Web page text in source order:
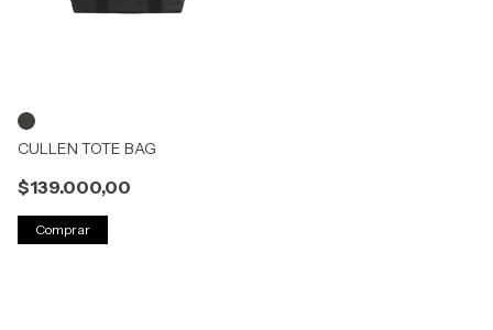
CULLEN TOTE BAG
$139.000,00
Comprar